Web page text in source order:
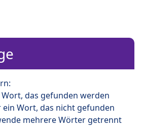
das gefunden werden
ein Wort, das nicht gefunden
mehrere Wörter getrennt